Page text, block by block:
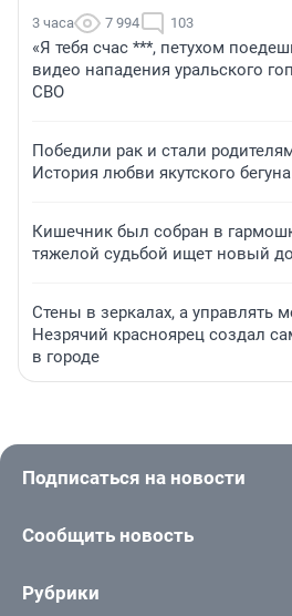
3 часа 7 994 103
«Я тебя счас ***, петухом
видео нападения уральского
СВО
Победили рак и стали
История любви якутского
Кишечник был собран в
тяжелой судьбой ищет новый
Стены в зеркалах, а управлять
Незрячий красноярец создал
в городе
Подписаться на новости
Сообщить новость
Рубрики